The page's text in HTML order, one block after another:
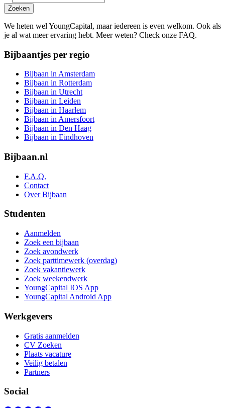
Zoeken
We heten wel YoungCapital, maar iedereen is even welkom. Ook als
je al wat meer ervaring hebt. Meer weten? Check onze FAQ.
Bijbaantjes per regio
Bijbaan in Amsterdam
Bijbaan in Rotterdam
Bijbaan in Utrecht
Bijbaan in Leiden
Bijbaan in Haarlem
Bijbaan in Amersfoort
Bijbaan in Den Haag
Bijbaan in Eindhoven
Bijbaan.nl
F.A.Q.
Contact
Over Bijbaan
Studenten
Aanmelden
Zoek een bijbaan
Zoek avondwerk
Zoek parttimewerk (overdag)
Zoek vakantiewerk
Zoek weekendwerk
YoungCapital IOS App
YoungCapital Android App
Werkgevers
Gratis aanmelden
CV Zoeken
Plaats vacature
Veilig betalen
Partners
Social